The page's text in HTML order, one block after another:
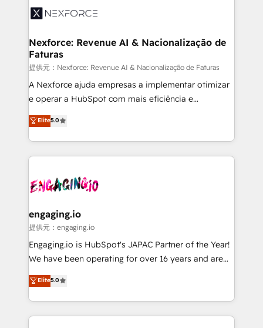
Implementation & Migration Onboarding across all
Station, Freshdesk, Intercom, and more. Custom
objects, automations, and integrations built for
growth. 🚀 AI-Driven GTM Orchestration Unify
HubSpot with LinkedIn, WhatsApp, email, paid
media, and AI voice to drive pipeline. 🤖 AI Custom
prospecting, follow-ups, service triage, and
knowledge retrieval—built in HubSpot. ⚡ Fast-Track
advanced optimization & adoption 📍 São Paulo, BR
• Des Moines, IA • New York, NY
Nexforce: Revenue AI & Nacionalização de
Faturas
提供元：Nexforce: Revenue AI & Nacionalização de Faturas
A Nexforce ajuda empresas a implementar otimizar
e operar a HubSpot com mais eficiência e
previsibilidade de receita. Combinamos Revenue
Operations (RevOps) e Inteligência Artificial para
estruturar processos integrar sistemas organizar
dados e automatizar operações. O objetivo é
operacional de receita conectando equipes
Também somos distribuidores oficiais da HubSpot
e de mais de 150 softwares globais permitindo
contratar e pagar a HubSpot em reais com nota
fiscal no Brasil e gerar economia de até 50% na
Oferecemos ainda agentes de IA especializados em
HubSpot que automatizam tarefas executam rotinas
Elite5.0
engaging.io
提供元：engaging.io
Engaging.io is HubSpot's JAPAC Partner of the Year!
We have been operating for over 16 years and are
one of HubSpot's most experienced and technically
capable Agency Partners globally. We specialise in
complex CRM migrations, implementations,
integrations, custom CMS portal development,
Elite5.0